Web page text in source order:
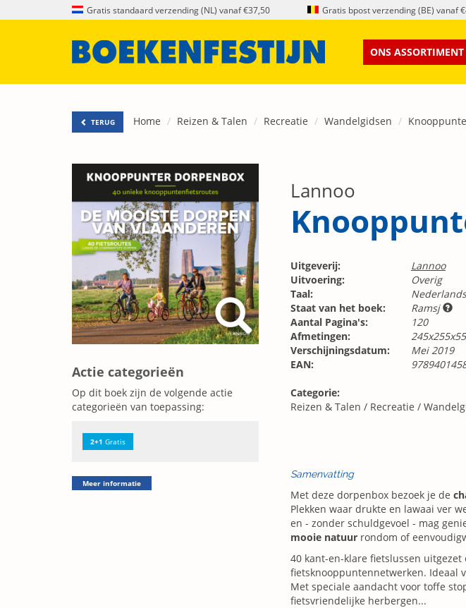
Gratis standaard verzending (NL) vanaf €37,50 Gratis bpost verzending (BE) vanaf
ONS ASSORTIMENT
TERUG Home Reizen & Talen Recreatie Wandelgidsen
Actie categorieën
Op dit boek zijn de volgende actie
categorieën van toepassing:
2+1 Gratis
Meer informatie
Lannoo
Uitgeverij:
Lannoo
Uitvoering:
Overig
Taal:
Nederlands
Staat van het boek:
Ramsj
Aantal Pagina's:
120
Afmetingen:
245x255x55
Verschijningsdatum:
Mei 2019
EAN:
Categorie:
Reizen & Talen / Recreatie /
Samenvatting
Met deze dorpenbox bezoek je de
Plekken waar drukte en lawaai ver
en - zonder schuldgevoel - mag
mooie natuur rondom of
40 kant-en-klare fietslussen uitgezet
fietsknooppuntennetwerken. Ideaal
Met speciale aandacht voor toffe
fietsvriendelijke herbergen...